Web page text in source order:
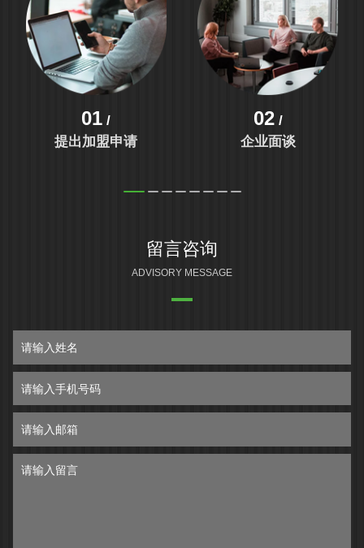
01 /
提出加盟申请
02/
企业面谈
留言咨询
ADVISORY MESSAGE